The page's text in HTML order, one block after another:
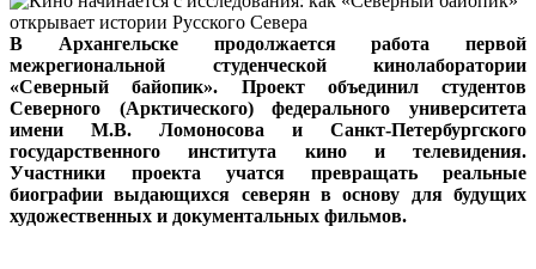
В Архангельске продолжается работа первой
межрегиональной студенческой кинолаборатории
«Северный байопик». Проект объединил студентов
Северного (Арктического) федерального университета
имени М.В. Ломоносова и Санкт-Петербургского
государственного института кино и телевидения.
Участники проекта учатся превращать реальные
биографии выдающихся северян в основу для будущих
художественных и документальных фильмов.